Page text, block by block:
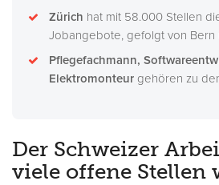
Zürich hat mit 58.000 Stellen
Jobangebote, gefolgt von Bern
Pflegefachmann,
Elektromonteur gehören zu
Der Schweizer
viele offene Stellen